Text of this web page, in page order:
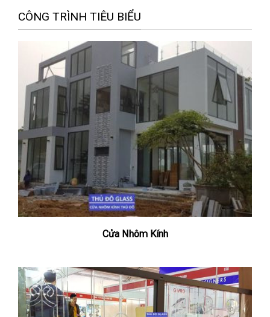
CÔNG TRÌNH TIÊU BIỂU
Cửa Nhôm Kính